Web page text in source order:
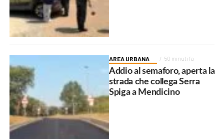
AREA URBANA 50 minuti fa
Addio al semaforo, aperta la
strada che collega Serra
Spiga a Mendicino